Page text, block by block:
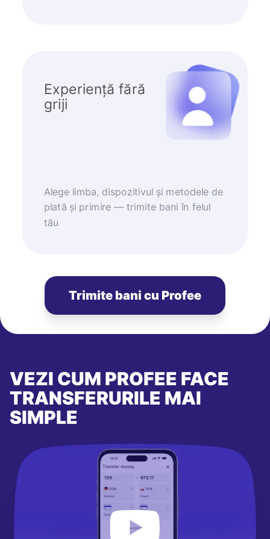
Experiență fără
griji
Alege limba, dispozitivul și metodele de
plată și primire — trimite bani în felul
tău
Trimite bani cu Profee
VEZI CUM PROFEE FACE
TRANSFERURILE MAI
SIMPLE